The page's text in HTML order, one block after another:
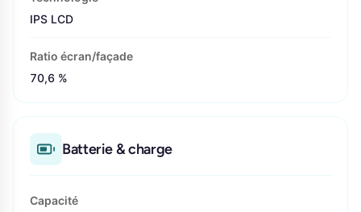
IPS LCD
Ratio écran/façade
70,6 %
Batterie & charge
Capacité